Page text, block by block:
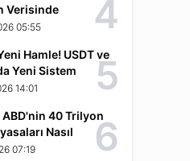
Verisinde
05:55 4
Hamle! USDT ve
Yeni Sistem
14:01 5
40 Trilyon
Nasıl
07:19 6